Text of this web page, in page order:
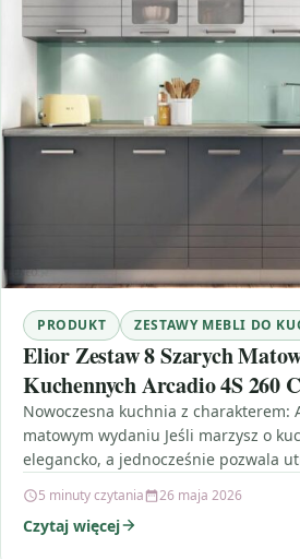
PRODUKT ZESTAWY MEBLI DO
Elior Zestaw 8 Szarych
Kuchennych Arcadio 4S 260
Nowoczesna kuchnia z charakterem:
matowym wydaniu Jeśli marzysz o
elegancko, a jednocześnie pozwala
5 minuty czytania 26 maja 2026
Czytaj więcej